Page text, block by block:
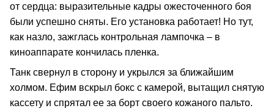
от сердца: выразительные кадры ожесточенного боя
были успешно сняты. Его установка работает! Но тут,
как назло, зажглась контрольная лампочка – в
киноаппарате кончилась пленка.
Танк свернул в сторону и укрылся за ближайшим
холмом. Ефим вскрыл бокс с камерой, вытащил снятую
кассету и спрятал ее за борт своего кожаного пальто.